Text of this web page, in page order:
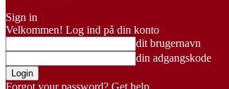
Sign in
Velkommen! Log ind på din konto
dit brugernavn
din adgangskode
Forgot your password? Get help